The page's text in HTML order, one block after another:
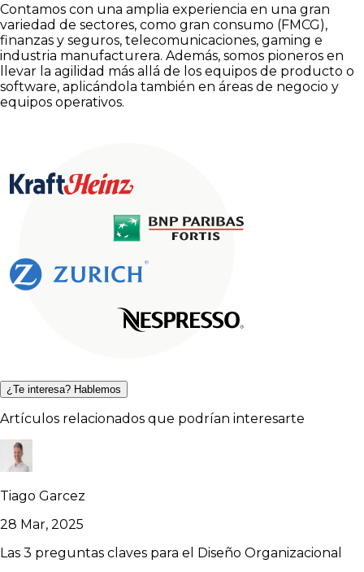
Contamos con una amplia experiencia en una gran
variedad de sectores, como gran consumo (FMCG),
finanzas y seguros, telecomunicaciones, gaming e
industria manufacturera. Además, somos pioneros en
llevar la agilidad más allá de los equipos de producto o
software, aplicándola también en áreas de negocio y
equipos operativos.
¿Te interesa? Hablemos
Artículos relacionados que podrían interesarte
Tiago Garcez
28 Mar, 2025
Las 3 preguntas claves para el Diseño Organizacional